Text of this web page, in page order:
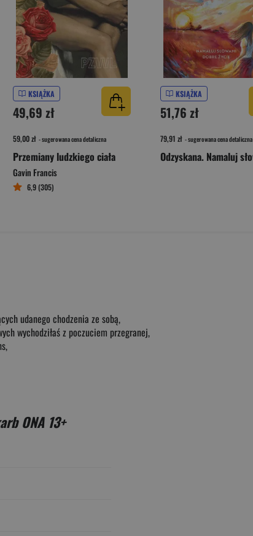
KSIĄŻKA
49,69 zł
59,00 zł - sugerowana cena detaliczna
Przemiany ludzkiego ciała
Gavin Francis
6,9 (305)
KSIĄŻKA
51,76 zł
79,91 zł - sugerowana cena detaliczna
udanego chodzenia ze sobą,
wychodziłaś z poczuciem przegranej,
ONA 13+